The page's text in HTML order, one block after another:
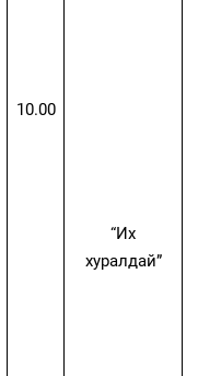
10.00
“Их
хуралдай”